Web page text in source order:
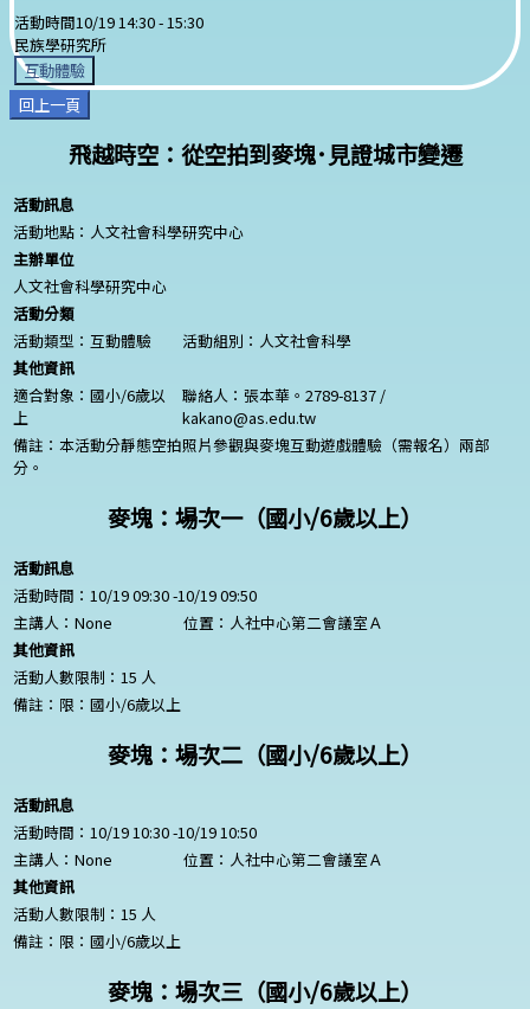
活動時間10/19 14:30 - 15:30
民族學研究所
互動體驗
回上一頁
飛越時空：從空拍到麥塊･見證城市變遷
活動訊息
活動地點：人文社會科學研究中心
主辦單位
人文社會科學研究中心
活動分類
活動類型：互動體驗
活動組別：人文社會科學
其他資訊
適合對象：國小/6歲以
上
聯絡人：張本華。2789-8137 /
kakano@as.edu.tw
備註：本活動分靜態空拍照片參觀與麥塊互動遊戲體驗（需報名）兩部
分。
麥塊：場次一（國小/6歲以上）
活動訊息
活動時間：10/19 09:30 -10/19 09:50
主講人： None
位置：人社中心第二會議室Ａ
其他資訊
活動人數限制：15 人
備註：限：國小/6歲以上
麥塊：場次二（國小/6歲以上）
活動訊息
活動時間：10/19 10:30 -10/19 10:50
主講人： None
位置：人社中心第二會議室Ａ
其他資訊
活動人數限制：15 人
備註：限：國小/6歲以上
麥塊：場次三（國小/6歲以上）